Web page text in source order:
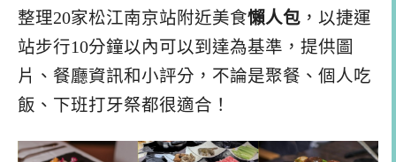
整理20家松江南京站附近美食懶人包 ，以捷運
站步行10分鐘以內可以到達為基準，提供圖
片、餐廳資訊和小評分，不論是聚餐、個人吃
飯、下班打牙祭都很適合！